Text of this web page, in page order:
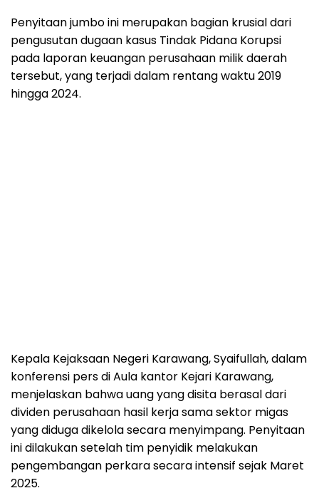
Penyitaan jumbo ini merupakan bagian krusial dari
pengusutan dugaan kasus Tindak Pidana Korupsi
pada laporan keuangan perusahaan milik daerah
tersebut, yang terjadi dalam rentang waktu 2019
hingga 2024.
Kepala Kejaksaan Negeri Karawang, Syaifullah, dalam
konferensi pers di Aula kantor Kejari Karawang,
menjelaskan bahwa uang yang disita berasal dari
dividen perusahaan hasil kerja sama sektor migas
yang diduga dikelola secara menyimpang. Penyitaan
ini dilakukan setelah tim penyidik melakukan
pengembangan perkara secara intensif sejak Maret
2025.